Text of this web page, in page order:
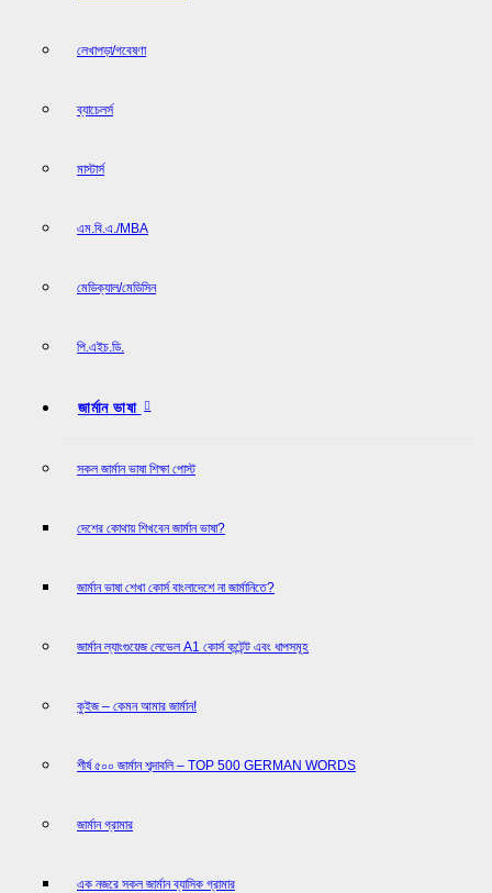
লেখাপড়া/গবেষণা
ব্যাচেলর্স
মাস্টার্স
এম.বি.এ./MBA
মেডিক্যাল/মেডিসিন
পি.এইচ.ডি.
জার্মান ভাষা
সকল জার্মান ভাষা শিক্ষা পোস্ট
দেশের কোথায় শিখবেন জার্মান ভাষা?
জার্মান ভাষা শেখা কোর্স বাংলাদেশে না জার্মানিতে?
জার্মান ল্যাংগুয়েজ লেভেল A1 কোর্স কন্টেন্ট এবং ধাপসমূহ
কুইজ – কেমন আমার জার্মান!
শীর্ষ ৫০০ জার্মান শব্দাবলি – TOP 500 GERMAN WORDS
জার্মান গ্রামার
এক নজরে সকল জার্মান ব্যাসিক গ্রামার